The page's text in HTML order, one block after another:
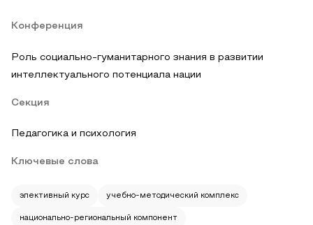
Конференция
Роль социально-гуманитарного знания в развитии
интеллектуального потенциала нации
Секция
Педагогика и психология
Ключевые слова
элективный курс учебно-методический комплекс
национально-региональный компонент